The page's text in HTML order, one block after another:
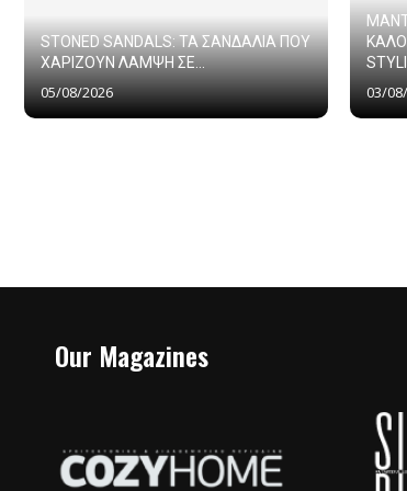
STONED SANDALS: ΤΑ ΣΑΝΔΑΛΙΑ ΠΟΥ
ΧΑΡΙΖΟΥΝ ΛΑΜΨΗ ΣΕ...
05/08/2026 03/
Our Magazines